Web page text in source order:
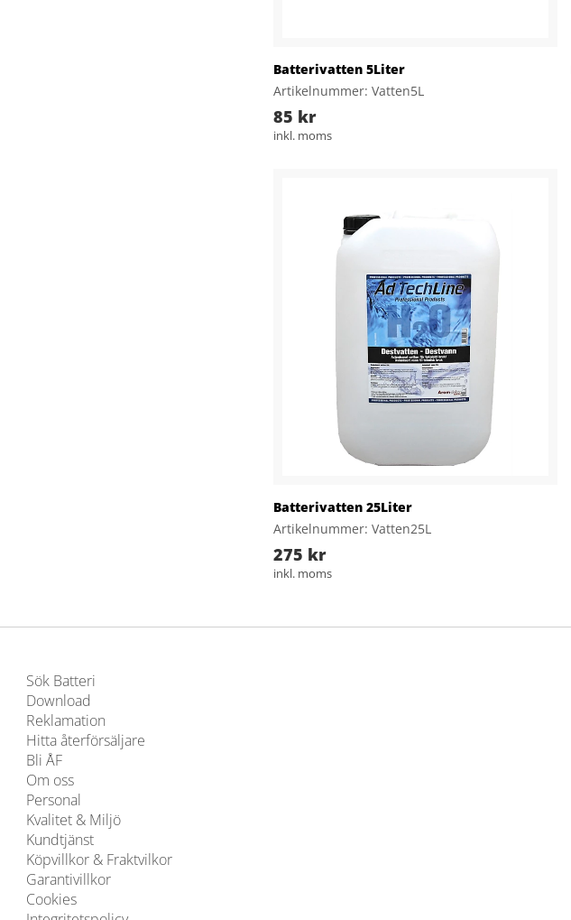
Batterivatten 5Liter
Artikelnummer: Vatten5L
85 kr
inkl. moms
Batterivatten 25Liter
Artikelnummer: Vatten25L
275 kr
inkl. moms
Sök Batteri
Download
Reklamation
Hitta återförsäljare
Bli ÅF
Om oss
Personal
Kvalitet & Miljö
Kundtjänst
Köpvillkor & Fraktvilkor
Garantivillkor
Cookies